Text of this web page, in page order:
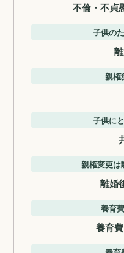
不倫・不貞
子供の
親権
子供に
親権変更は
離婚
養育
養育